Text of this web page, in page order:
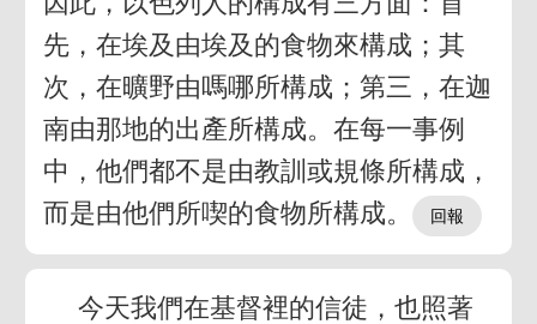
先，在埃及由埃及的食物來構成；其
次，在曠野由嗎哪所構成；第三，在迦
南由那地的出產所構成。在每一事例
中，他們都不是由教訓或規條所構成，
而是由他們所喫的食物所構成。
今天我們在基督裡的信徒，也照著